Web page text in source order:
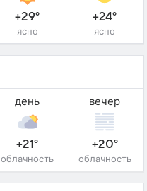
+29°
ясно
+24°
ясно
день
+21°
облачность
вечер
+20°
облачность